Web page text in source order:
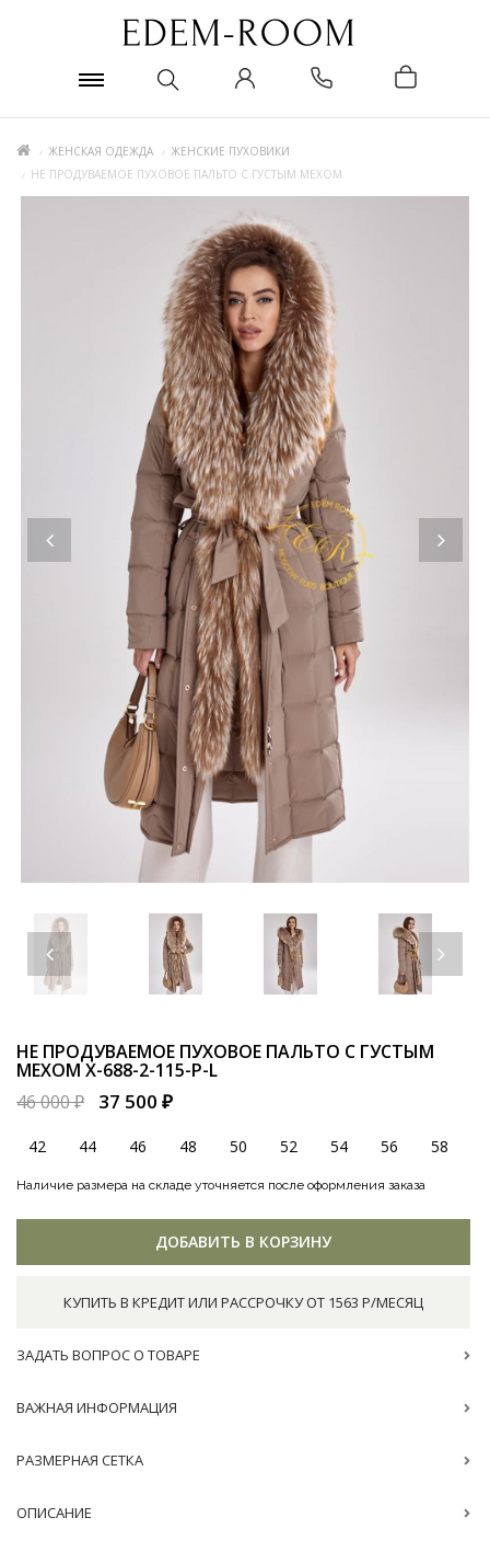
ЖЕНСКАЯ ОДЕЖДА
ЖЕНСКИЕ ПУХОВИКИ
НЕ ПРОДУВАЕМОЕ ПУХОВОЕ ПАЛЬТО С ГУСТЫМ МЕХОМ
НЕ ПРОДУВАЕМОЕ ПУХОВОЕ ПАЛЬТО С ГУСТЫМ
МЕХОМX-688-2-115-P-L
46 000 ₽
37 500 ₽
42 44 46 48 50 52 54 56 58
Наличие размера на складе уточняется после оформления заказа
ДОБАВИТЬ В КОРЗИНУ
КУПИТЬ В КРЕДИТ ИЛИ РАССРОЧКУ ОТ 1563 Р/МЕСЯЦ
ЗАДАТЬ ВОПРОС О ТОВАРЕ
ВАЖНАЯ ИНФОРМАЦИЯ
РАЗМЕРНАЯ СЕТКА
ОПИСАНИЕ